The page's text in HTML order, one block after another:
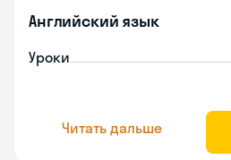
Английский язык
Уроки
Читать дальше